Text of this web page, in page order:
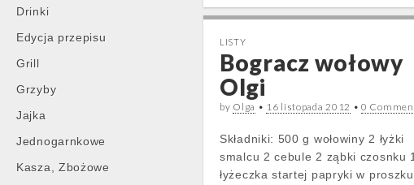
Drinki
Edycja przepisu
Grill
Grzyby
Jajka
Jednogarnkowe
Kasza, Zbożowe
LISTY
Bogracz wołowy
Olgi
by Olga • 16 listopada 2012 •0
Składniki: 500 g wołowiny 2 łyżki
smalcu 2 cebule 2 ząbki czosnku 1
łyżeczka startej papryki w